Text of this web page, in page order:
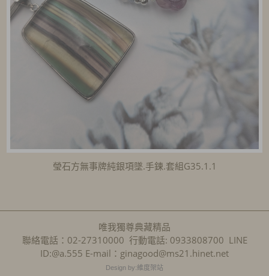
瑩石方無事牌純銀項墜.手鍊.套組G35.1.1
唯我獨尊典藏精品
聯絡電話：02-27310000 行動電話: 0933808700 LINE
ID:@a.555 E-mail：ginagood@ms21.hinet.net
Design by:維度架站